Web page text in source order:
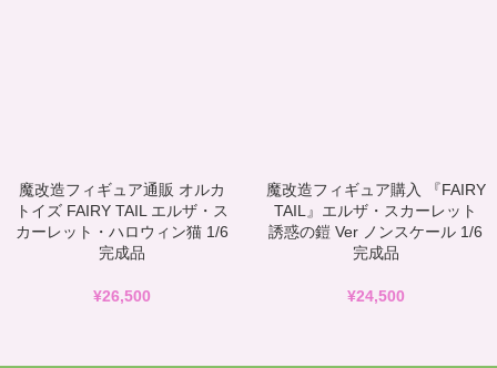
魔改造フィギュア通販 オルカ
トイズ FAIRY TAIL エルザ・ス
カーレット・ハロウィン猫 1/6
完成品
¥26,500
魔改造フィギュア購入 『FAIRY
TAIL』エルザ・スカーレット
誘惑の鎧 Ver ノンスケール 1/6
完成品
¥24,500